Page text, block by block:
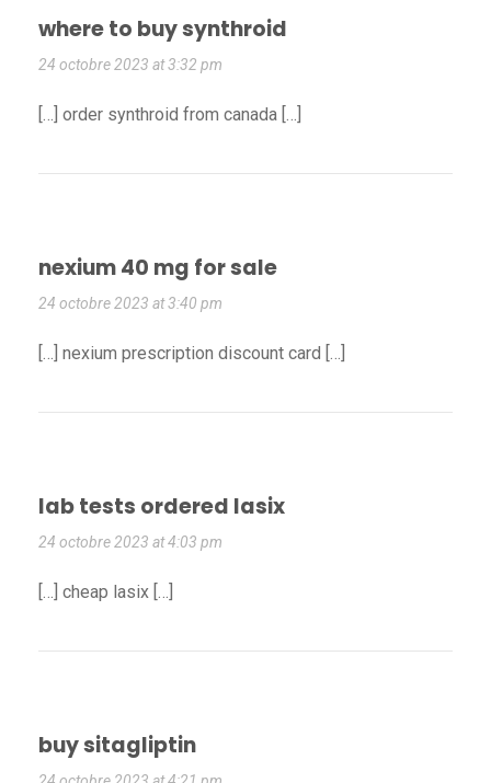
where to buy synthroid
24 octobre 2023 at 3:32 pm
[…] order synthroid from canada […]
nexium 40 mg for sale
24 octobre 2023 at 3:40 pm
[…] nexium prescription discount card […]
lab tests ordered lasix
24 octobre 2023 at 4:03 pm
[…] cheap lasix […]
buy sitagliptin